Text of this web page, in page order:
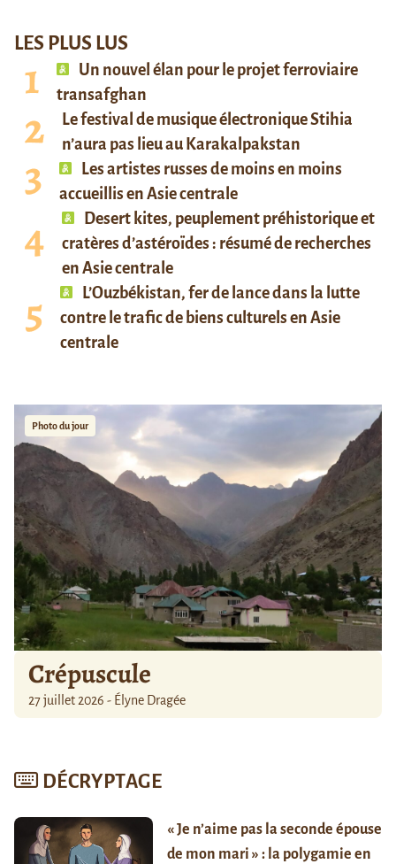
LES PLUS LUS
Un nouvel élan pour le projet ferroviaire
transafghan
Le festival de musique électronique Stihia
n’aura pas lieu au Karakalpakstan
Les artistes russes de moins en moins
accueillis en Asie centrale
Desert kites, peuplement préhistorique et
cratères d’astéroïdes : résumé de recherches
en Asie centrale
L’Ouzbékistan, fer de lance dans la lutte
contre le trafic de biens culturels en Asie
centrale
Photo du jour
Crépuscule
27 juillet 2026 - Élyne Dragée
DÉCRYPTAGE
« Je n’aime pas la seconde épouse
de mon mari » : la polygamie en